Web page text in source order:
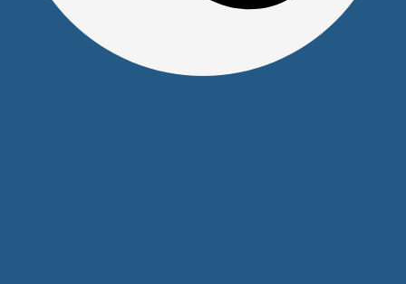
info@s-pl.ru
ул. Алексеева, 41